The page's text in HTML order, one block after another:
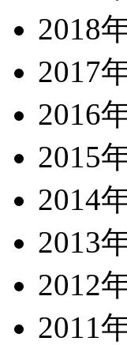
2018
2017
2016
2015
2014
2013
2012
2011